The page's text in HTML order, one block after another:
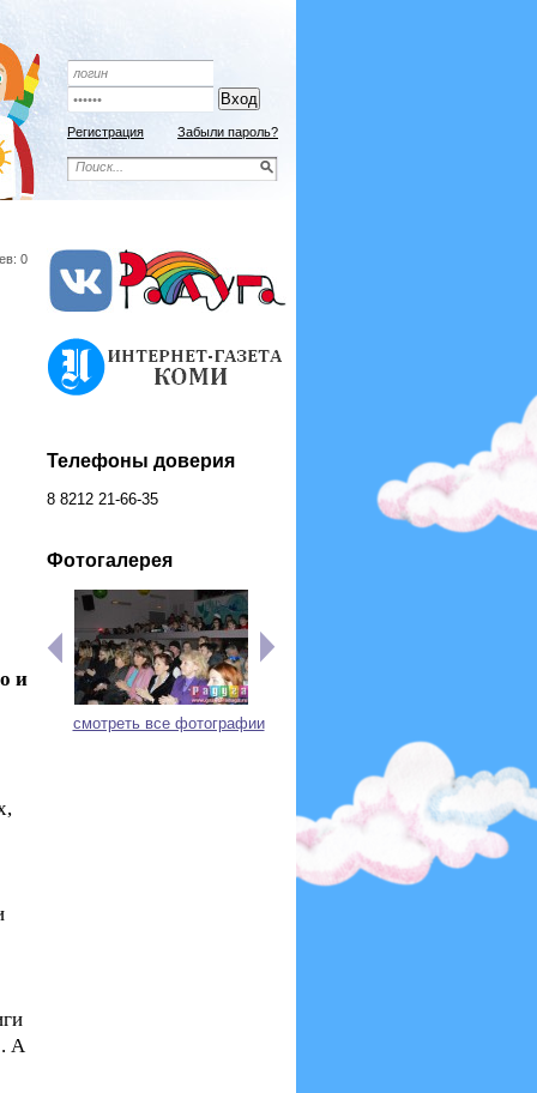
Регистрация Забыли пароль?
0
и
А
Телефоны доверия
8 8212 21-66-35
Фотогалерея
смотреть все фотографии